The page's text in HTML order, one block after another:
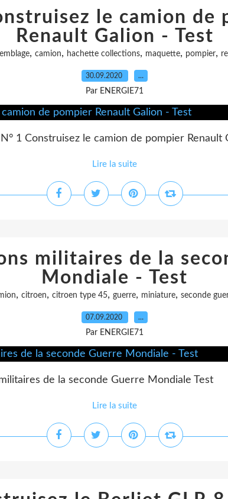
le camion de
Renault Galion - Test
, camion, hachette collections, maquette, pompier,
30.09.2020 …
Par ENERGIE71
1 Construisez le camion de pompier Renault
Lire la suite
militaires de la
Mondiale - Test
, citroen, citroen type 45, guerre, miniature, seconde
07.09.2020 …
Par ENERGIE71
de la seconde Guerre Mondiale Test
Lire la suite